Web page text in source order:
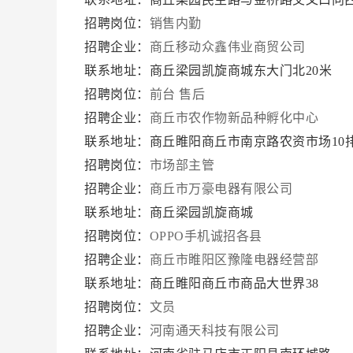
招聘岗位： 销售内勤
招聘企业： 商丘移动众鑫伟业商贸公司
联系地址：商丘梁园凯旋商城东大门北20米
招聘岗位： 前台 售后
招聘企业： 商丘市农作物新品种孵化中心
联系地址：商丘睢阳商丘市南京路农资市场10
招聘岗位： 市场部主管
招聘企业： 商丘市万豪电器有限公司
联系地址：商丘梁园凯旋商城
招聘岗位： OPPO手机诚招各县
招聘企业： 商丘市睢阳区豫隆电器经营部
联系地址：商丘睢阳商丘市商品大世界38
招聘岗位： 文员
招聘企业： 河南通天科技有限公司